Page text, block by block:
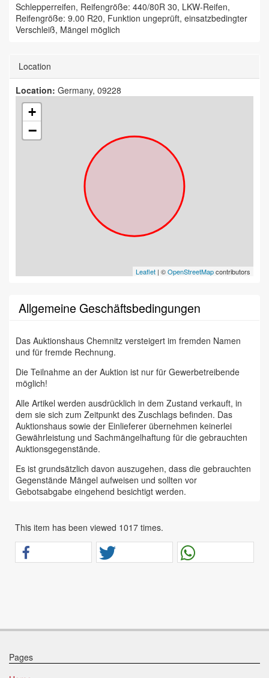
Schlepperreifen, Reifengröße: 440/80R 30, LKW-Reifen,
Reifengröße: 9.00 R20, Funktion ungeprüft, einsatzbedingter
Verschleiß, Mängel möglich
Location
Location: Germany, 09228
+
−
Leaflet | ©OpenStreetMapcontributors
Allgemeine Geschäftsbedingungen
Das Auktionshaus Chemnitz versteigert im fremden Namen
und für fremde Rechnung.
Die Teilnahme an der Auktion ist nur für Gewerbetreibende
möglich!
Alle Artikel werden ausdrücklich in dem Zustand verkauft, in
dem sie sich zum Zeitpunkt des Zuschlags befinden. Das
Auktionshaus sowie der Einlieferer übernehmen keinerlei
Gewährleistung und Sachmängelhaftung für die gebrauchten
Auktionsgegenstände.
Es ist grundsätzlich davon auszugehen, dass die gebrauchten
Gegenstände Mängel aufweisen und sollten vor
Gebotsabgabe eingehend besichtigt werden.
dass sämtliche zum Verkauf stehende Artikel ungeprüft sind.
Bei allen zum Verkauf stehenden Fahrzeugen und Maschinen
ist davon auszugehen, dass diese bereits einen nicht
unerheblichen Vorschaden erlitten haben.
Wir weisen eindringlich darauf hin, dass Gebote nur
einverstanden sind und diese bedingungslos akzeptieren.
This item has been viewed 1017 times.
Pages